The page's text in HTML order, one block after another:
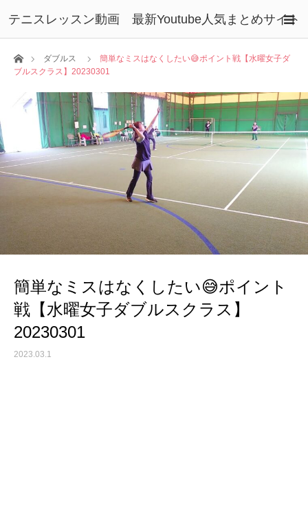
テニスレッスン動画 最新Youtube人気まとめサイト
ホームダブルス
簡単なミスはなくしたい😅ポイント戦【水曜女子ダ
ブルスクラス】20230301
簡単なミスはなくしたい😅ポイント
戦【水曜女子ダブルスクラス】
20230301
2023.03.1